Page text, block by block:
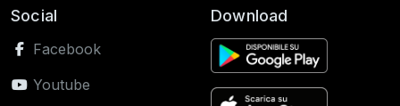
Social
Facebook
Youtube
Download